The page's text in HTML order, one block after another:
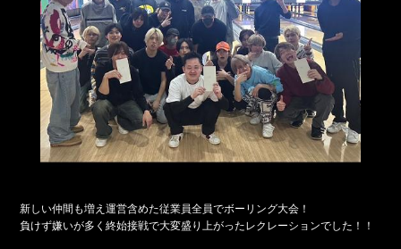
新しい仲間も増え運営含めた従業員全員でボーリング大会！
負けず嫌いが多く終始接戦で大変盛り上がったレクレーションでした！！